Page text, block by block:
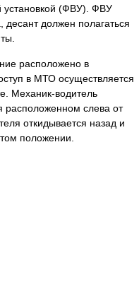
установкой (ФВУ). ФВУ
десант должен полагаться
расположено в
в МТО осуществляется
Механик-водитель
расположенном слева от
откидывается назад и
положении.